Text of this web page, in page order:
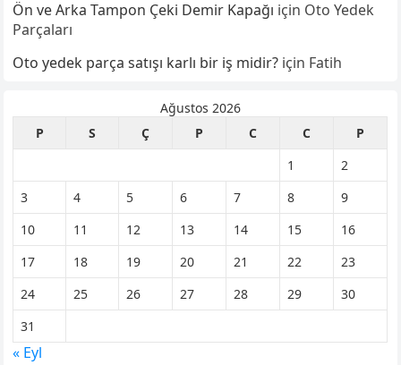
Ön ve Arka Tampon Çeki Demir Kapağı için Oto Yedek
Parçaları
Oto yedek parça satışı karlı bir iş midir? için Fatih
Ağustos 2026
P
S Ç P C C
P
1
2
3
4 5 6 7 8
9
10
11 12 13 14 15
16
17
18 19 20 21 22
23
24
25 26 27 28 29
30
31
« Eyl